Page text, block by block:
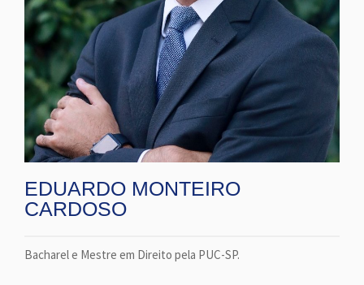
EDUARDO MONTEIRO
CARDOSO
Bacharel e Mestre em Direito pela PUC-SP.